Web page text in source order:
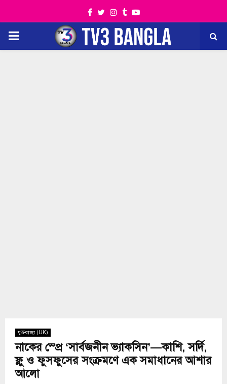
Facebook
TwitterInstagram
TumblrYoutube
PRIMARY
যুক্তরাজ্য (UK)
নাকের স্প্রে ‘সার্বজনীন ভ্যাকসিন’—কাশি, সর্দি,
ফ্লু ও ফুসফুসের সংক্রমণে এক সমাধানের আশার
আলো